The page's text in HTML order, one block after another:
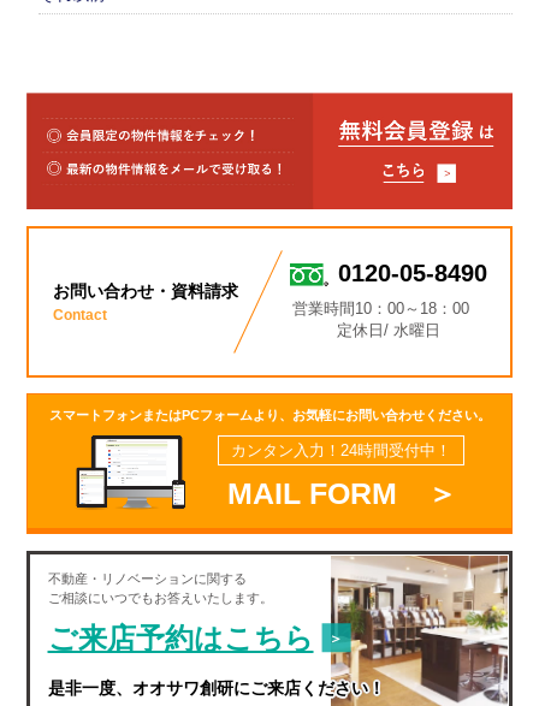
お問い合わせ・資料請求
Contact
0120-05-8490
営業時間10：00～18：00
定休日/ 水曜日
スマートフォンまたはPCフォームより、お気軽にお問い合わせください。
カンタン入力！24時間受付中！
MAIL FORM ＞
不動産・ リノベーションに関する
ご相談にいつでもお答えいたします。
ご来店予約はこちら
是非一度、オオサワ創研にご来店ください！